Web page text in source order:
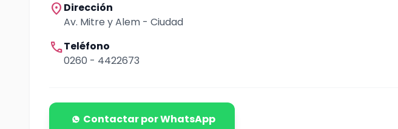
location_on Dirección
Av. Mitre y Alem - Ciudad
callTeléfono
0260 - 4422673
Contactar por WhatsApp